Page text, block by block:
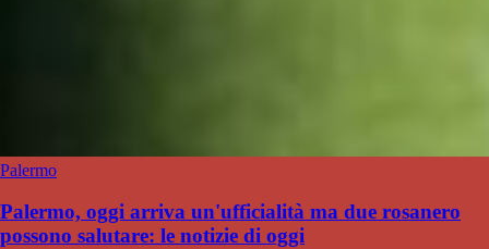
Palermo
Palermo, oggi arriva un'ufficialità ma due rosanero
possono salutare: le notizie di oggi